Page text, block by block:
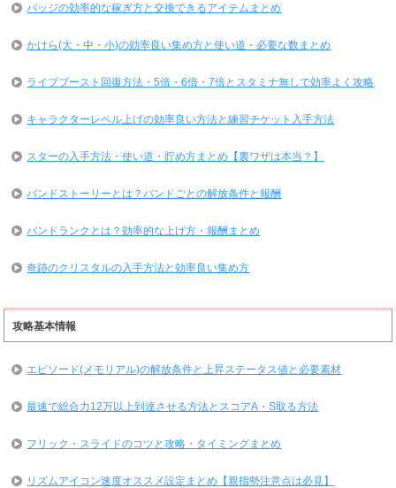
バッジの効率的な稼ぎ方と交換できるアイテムまとめ
かけら(大・中・小)の効率良い集め方と使い道・必要な数まとめ
ライブブースト回復方法・5倍・6倍・7倍とスタミナ無しで効率よく攻略
キャラクターレベル上げの効率良い方法と練習チケット入手方法
スターの入手方法・使い道・貯め方まとめ【裏ワザは本当？】
バンドストーリーとは？バンドごとの解放条件と報酬
バンドランクとは？効率的な上げ方・報酬まとめ
奇跡のクリスタルの入手方法と効率良い集め方
攻略基本情報
エピソード(メモリアル)の解放条件と上昇ステータス値と必要素材
最速で総合力12万以上到達させる方法とスコアA・S取る方法
フリック・スライドのコツと攻略・タイミングまとめ
リズムアイコン速度オススメ設定まとめ【親指勢注意点は必見】